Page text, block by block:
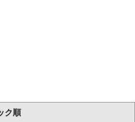
ク順